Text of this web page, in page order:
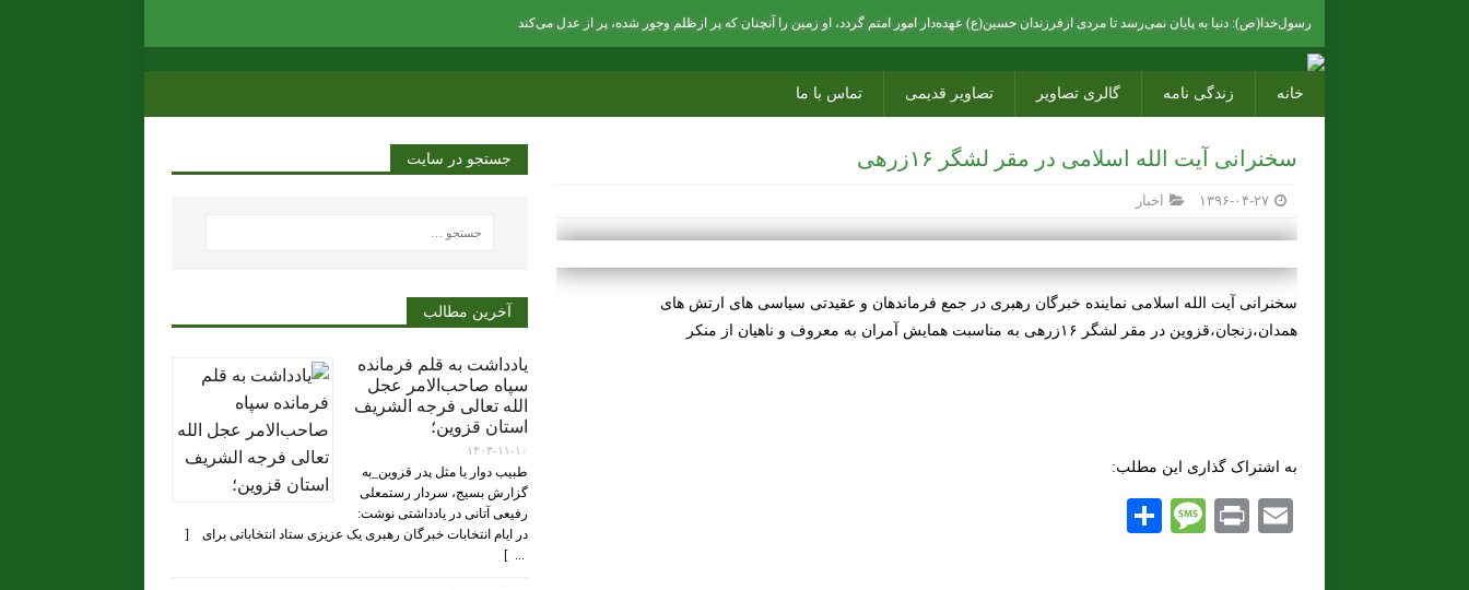
رسول‌خدا(ص): دنیا به پایان نمی‌رسد تا مردی ازفرزندان حسین(ع) عهده‌دار امور امتم گردد، او زمین را آنچنان که پر ازظلم وجور شده، پر از عدل می‌کند
خانه زندگی نامه گالری تصاویر تصاویر قدیمی تماس با ما
سخنرانی آیت الله اسلامی در مقر لشگر ۱۶زرهی
۱۳۹۶-۰۴-۲۷ اخبار
سخنرانی آیت الله اسلامی نماینده خبرگان رهبری در جمع فرماندهان و عقیدتی سیاسی های ارتش های
همدان،زنجان،قزوین در مقر لشگر ۱۶زرهی به مناسبت همایش آمران به معروف و ناهیان از منکر
به اشتراک گذاری این مطلب:
E
P
M
جستجو در سایت
آخرین مطالب
یادداشت به قلم فرمانده
سپاه صاحب‌الامر عجل
الله تعالی فرجه الشریف
استان قزوین؛
۱۴۰۳-۱۱-۱۰
طبیب دوار یا مثل پدر قزوین_به
گزارش بسیج، سردار رستمعلی
رفیعی آتانی در یادداشتی نوشت:
در ایام انتخابات خبرگان رهبری یک عزیزی ستاد انتخاباتی برای [
... ]